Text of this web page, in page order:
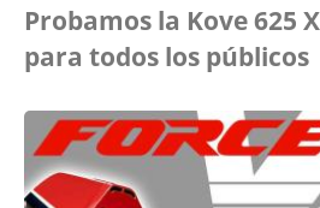
Probamos la Kove 625
para todos los públicos